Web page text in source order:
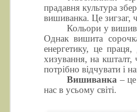
прадавня культура
вишиванка. Це зигзаг,
Кольори у
Однак вишита
енергетику, це
хизування, на
потрібно відчувати і
Вишиванка –
нас в усьому світі.
ДмітрухПрезентація книги Богдана